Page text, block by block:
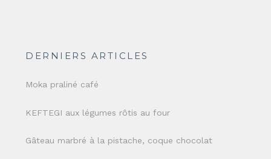
DERNIERS ARTICLES
Moka praliné café
KEFTEGI aux légumes rôtis au four
Gâteau marbré à la pistache, coque chocolat